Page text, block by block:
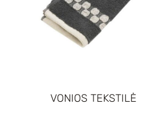
VONIOS TEKSTILĖ